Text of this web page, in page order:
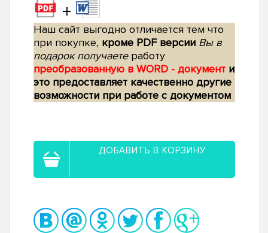
+
Наш сайт выгодно отличается тем что
при покупке, кроме PDF версии Вы в
подарок получаетеработу
преобразованную в WORD - документ и
это предоставляет качественно другие
возможности при работе с документом
ДОБАВИТЬ В КОРЗИНУ